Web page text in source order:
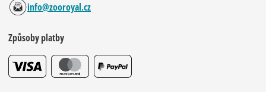
info@zooroyal.cz
Způsoby platby